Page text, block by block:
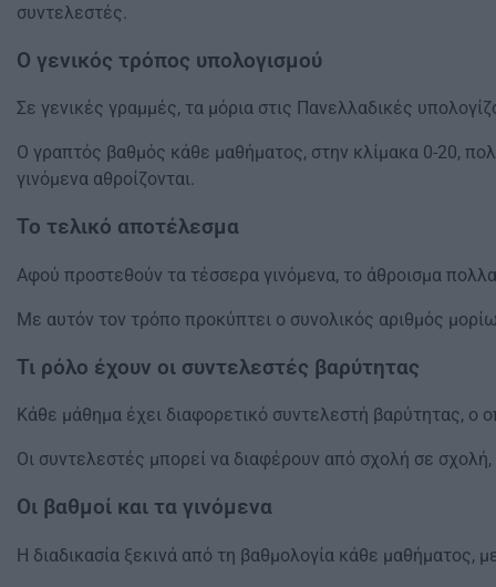
συντελεστές.
Ο γενικός τρόπος υπολογισμού
Σε γενικές γραμμές, τα μόρια στις Πανελλαδικές
Ο γραπτός βαθμός κάθε μαθήματος, στην κλίμακα 0-20,
γινόμενα αθροίζονται.
Το τελικό αποτέλεσμα
Αφού προστεθούν τα τέσσερα γινόμενα, το άθροισμα
Με αυτόν τον τρόπο προκύπτει ο συνολικός αριθμός
Τι ρόλο έχουν οι συντελεστές βαρύτητας
Κάθε μάθημα έχει διαφορετικό συντελεστή βαρύτητας, ο
Οι συντελεστές μπορεί να διαφέρουν από σχολή σε
Οι βαθμοί και τα γινόμενα
Η διαδικασία ξεκινά από τη βαθμολογία κάθε μαθήματος,